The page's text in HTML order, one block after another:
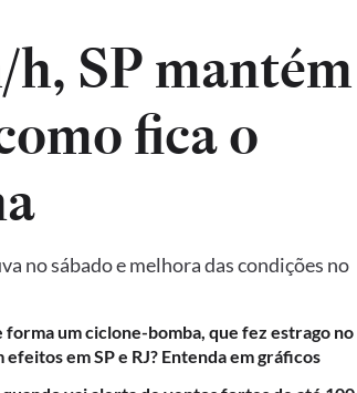
SP mantém
fica o
no sábado e melhora das condições no
forma um ciclone-bomba, que fez estrago no
efeitos em SP e RJ? Entenda em gráficos